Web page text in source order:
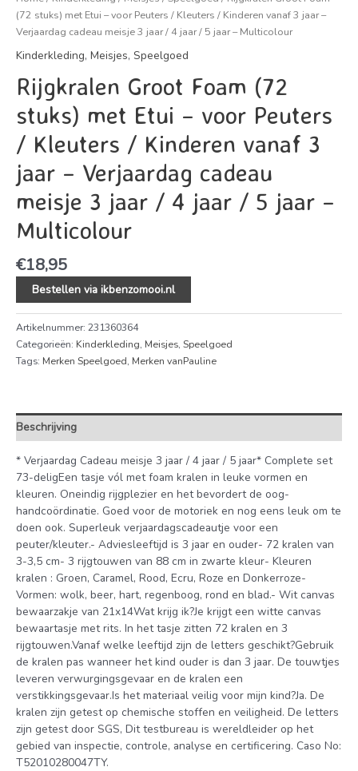
(72 stuks) met Etui – voor Peuters / Kleuters / Kinderen vanaf 3 jaar –
Verjaardag cadeau meisje 3 jaar / 4 jaar / 5 jaar – Multicolour
Kinderkleding, Meisjes, Speelgoed
Rijgkralen Groot Foam (72
stuks) met Etui – voor Peuters
/ Kleuters / Kinderen vanaf 3
jaar – Verjaardag cadeau
meisje 3 jaar / 4 jaar / 5 jaar –
Multicolour
€18,95
Bestellen via ikbenzomooi.nl
Artikelnummer: 231360364
Categorieën: Kinderkleding, Meisjes, Speelgoed
Tags: Merken Speelgoed, Merken vanPauline
Beschrijving
* Verjaardag Cadeau meisje 3 jaar / 4 jaar / 5 jaar* Complete set
73-deligEen tasje vól met foam kralen in leuke vormen en
kleuren. Oneindig rijgplezier en het bevordert de oog-
handcoördinatie. Goed voor de motoriek en nog eens leuk om te
doen ook. Superleuk verjaardagscadeautje voor een
peuter/kleuter.- Adviesleeftijd is 3 jaar en ouder- 72 kralen van
3-3,5 cm- 3 rijgtouwen van 88 cm in zwarte kleur- Kleuren
kralen : Groen, Caramel, Rood, Ecru, Roze en Donkerroze-
Vormen: wolk, beer, hart, regenboog, rond en blad.- Wit canvas
bewaarzakje van 21x14Wat krijg ik?Je krijgt een witte canvas
bewaartasje met rits. In het tasje zitten 72 kralen en 3
rijgtouwen.Vanaf welke leeftijd zijn de letters geschikt?Gebruik
de kralen pas wanneer het kind ouder is dan 3 jaar. De touwtjes
leveren verwurgingsgevaar en de kralen een
verstikkingsgevaar.Is het materiaal veilig voor mijn kind?Ja. De
kralen zijn getest op chemische stoffen en veiligheid. De letters
zijn getest door SGS, Dit testbureau is wereldleider op het
gebied van inspectie, controle, analyse en certificering. Caso No:
T52010280047TY.